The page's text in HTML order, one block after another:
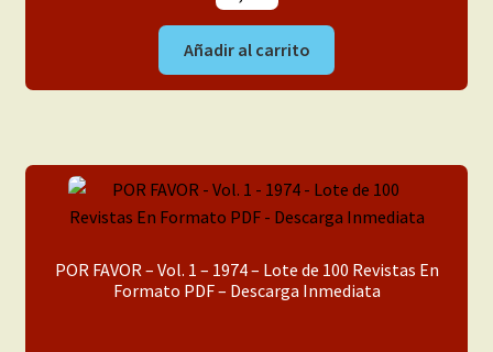
Añadir al carrito
POR FAVOR – Vol. 1 – 1974 – Lote de 100 Revistas En
Formato PDF – Descarga Inmediata